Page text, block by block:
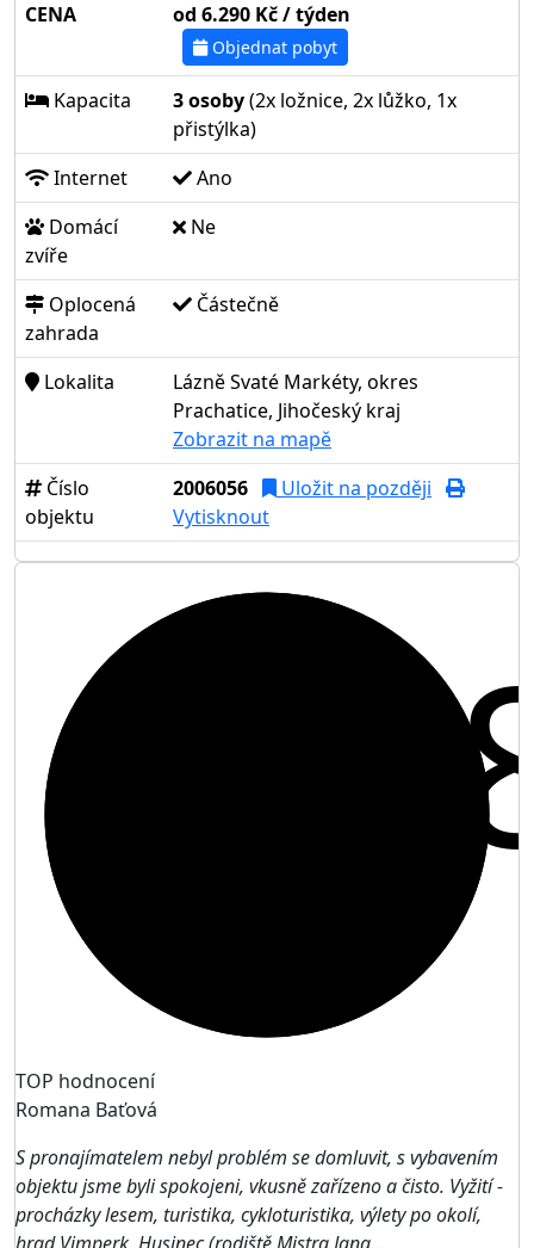
CENA od 6.290 Kč / týden
Objednat pobyt
Kapacita 3 osoby(2x ložnice, 2x lůžko, 1x
přistýlka)
Internet
Ano
Domácí
zvíře
Ne
Oplocená
zahrada
Částečně
Lokalita
Lázně Svaté Markéty, okres
Prachatice, Jihočeský kraj
Zobrazit na mapě
Číslo
objektu
2006056
Uložit na později
Vytisknout
TOP hodnocení
Romana Baťová
S pronajímatelem nebyl problém se domluvit, s vybavením
objektu jsme byli spokojeni, vkusně zařízeno a čisto. Vyžití -
procházky lesem, turistika, cykloturistika, výlety po okolí,